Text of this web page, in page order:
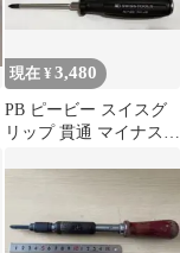
ドライバー グリグリ 工
具 日本製 No.80K
現在 ¥3,480
PB ピービー スイスグ
リップ 貫通 マイナス